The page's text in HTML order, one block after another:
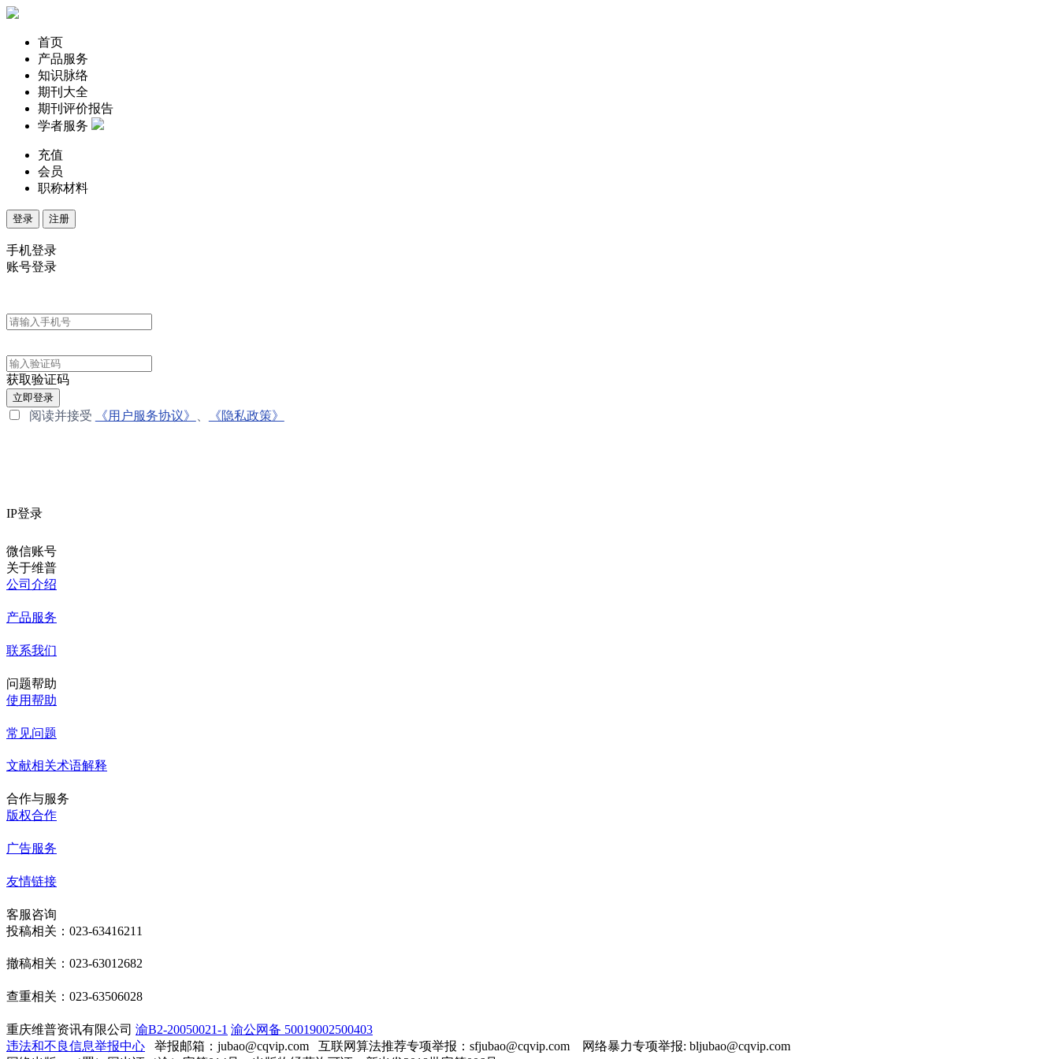
首页
产品服务
知识脉络
期刊大全
期刊评价报告
学者服务
充值
会员
职称材料
登录 注册
手机登录
账号登录
获取验证码
立即登录
阅读并接受 《用户服务协议》 《隐私政策》
IP登录
微信账号
关于维普
公司介绍
产品服务
联系我们
问题帮助
使用帮助
常见问题
文献相关术语解释
合作与服务
版权合作
广告服务
友情链接
客服咨询
投稿相关：023-63416211
撤稿相关：023-63012682
查重相关：023-63506028
重庆维普资讯有限公司 渝B2-20050021-1 渝公网备 50019002500403
违法和不良信息举报中心 举报邮箱：jubao@cqvip.com 互联网算法推荐专项举报：sfjubao@cqvip.com 网络暴力专项举报: bljubao@cqvip.com